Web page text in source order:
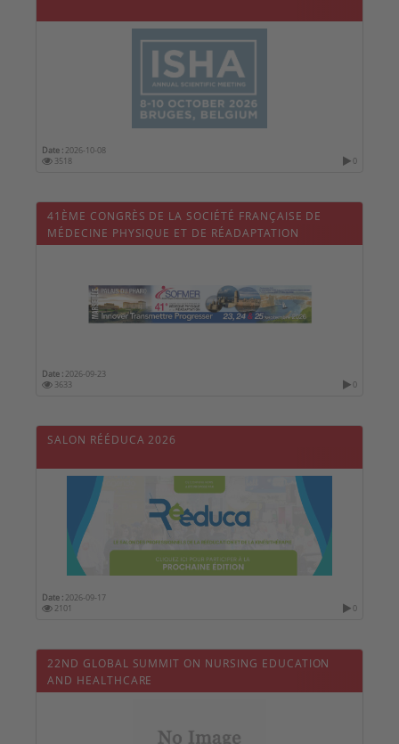
Date : 2026-10-08
3518
0
41ÈME CONGRÈS DE LA SOCIÉTÉ FRANÇAISE DE
MÉDECINE PHYSIQUE ET DE RÉADAPTATION
(SOFMER 2026)
Date : 2026-09-23
3633
0
SALON RÉÉDUCA 2026
Date : 2026-09-17
2101
0
22ND GLOBAL SUMMIT ON NURSING EDUCATION
AND HEALTHCARE